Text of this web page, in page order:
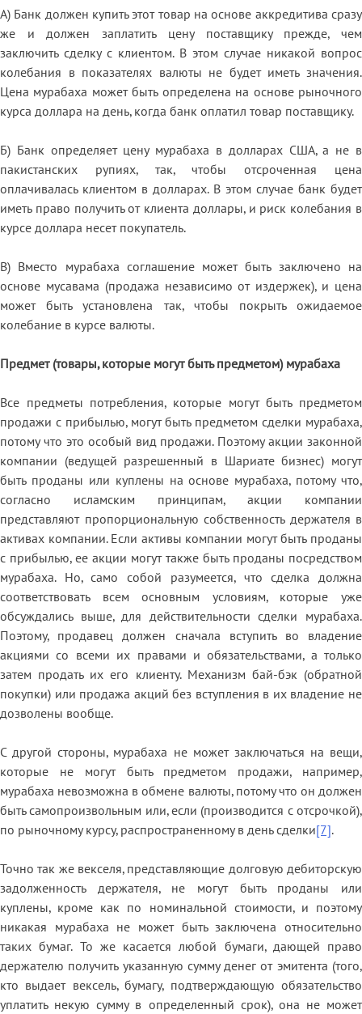
А) Банк должен купить этот товар на основе аккредитива сразу
же и должен заплатить цену поставщику прежде, чем
заключить сделку с клиентом. В этом случае никакой вопрос
колебания в показателях валюты не будет иметь значения.
Цена мурабаха может быть определена на основе рыночного
курса доллара на день, когда банк оплатил товар поставщику.
Б) Банк определяет цену мурабаха в долларах США, а не в
пакистанских рупиях, так, чтобы отсроченная цена
оплачивалась клиентом в долларах. В этом случае банк будет
иметь право получить от клиента доллары, и риск колебания в
курсе доллара несет покупатель.
В) Вместо мурабаха соглашение может быть заключено на
основе мусавама (продажа независимо от издержек), и цена
может быть установлена так, чтобы покрыть ожидаемое
колебание в курсе валюты.
Предмет (товары, которые могут быть предметом) мурабаха
Все предметы потребления, которые могут быть предметом
продажи с прибылью, могут быть предметом сделки мурабаха,
потому что это особый вид продажи. Поэтому акции законной
компании (ведущей разрешенный в Шариате бизнес) могут
быть проданы или куплены на основе мурабаха, потому что,
согласно исламским принципам, акции компании
представляют пропорциональную собственность держателя в
активах компании. Если активы компании могут быть проданы
с прибылью, ее акции могут также быть проданы посредством
мурабаха. Но, само собой разумеется, что сделка должна
соответствовать всем основным условиям, которые уже
обсуждались выше, для действительности сделки мурабаха.
Поэтому, продавец должен сначала вступить во владение
акциями со всеми их правами и обязательствами, а только
затем продать их его клиенту. Механизм бай-бэк (обратной
покупки) или продажа акций без вступления в их владение не
дозволены вообще.
С другой стороны, мурабаха не может заключаться на вещи,
которые не могут быть предметом продажи, например,
мурабаха невозможна в обмене валюты, потому что он должен
быть самопроизвольным или, если (производится с отсрочкой),
по рыночному курсу, распространенному в день сделки[7].
Точно так же векселя, представляющие долговую дебиторскую
задолженность держателя, не могут быть проданы или
куплены, кроме как по номинальной стоимости, и поэтому
никакая мурабаха не может быть заключена относительно
таких бумаг. То же касается любой бумаги, дающей право
держателю получить указанную сумму денег от эмитента (того,
кто выдает вексель, бумагу, подтверждающую обязательство
уплатить некую сумму в определенный срок), она не может